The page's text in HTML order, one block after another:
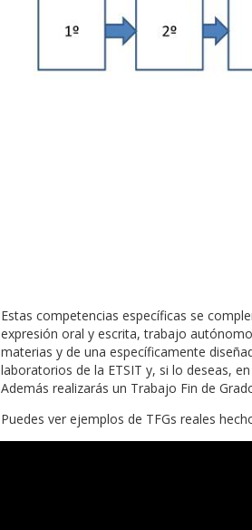
Estas competencias específicas se
expresión oral y escrita, trabajo
materias y de una específicamente
laboratorios de la ETSIT y, si lo deseas,
Además realizarás un Trabajo Fin de
Puedes ver ejemplos de TFGs reales